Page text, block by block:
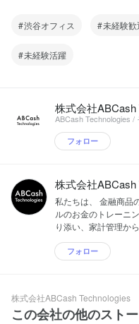
渋谷オフィス 未経験歓
未経験活躍
株式会社ABCash
ABCash Technologies /
フォロー
株式会社ABCash
私たちは、 金融商品
ルのお金のトレーニ
り添い、家計管理か
フォロー
株式会社ABCash Technologies
この会社の他のスト